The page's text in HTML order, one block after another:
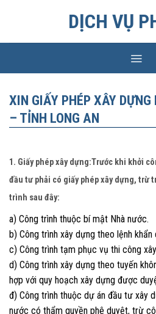
DỊCH VỤ
XIN GIẤY PHÉP XÂY DỰNG
– TỈNH LONG AN
1. Giấy phép xây dựng:Trước khi khởi
đầu tư phải có giấy phép xây dựng, trừ
trình sau đây:
a) Công trình thuộc bí mật Nhà nước.
b) Công trình xây dựng theo lệnh khẩn
c) Công trình tạm phục vụ thi công
d) Công trình xây dựng theo tuyến
hợp với quy hoạch xây dựng được
đ) Công trình thuộc dự án đầu tư xây
nước có thẩm quyền phê duyệt, trừ